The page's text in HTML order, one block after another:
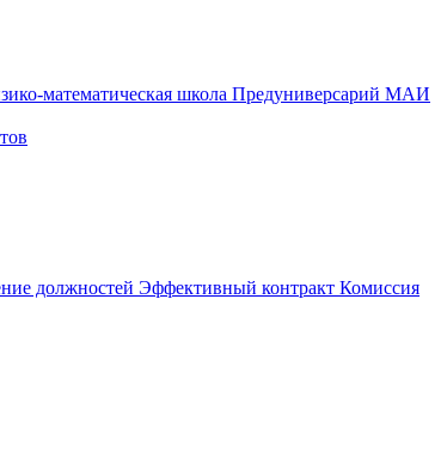
математическая школа Предуниверсарий МАИ
должностей Эффективный контракт Комиссия